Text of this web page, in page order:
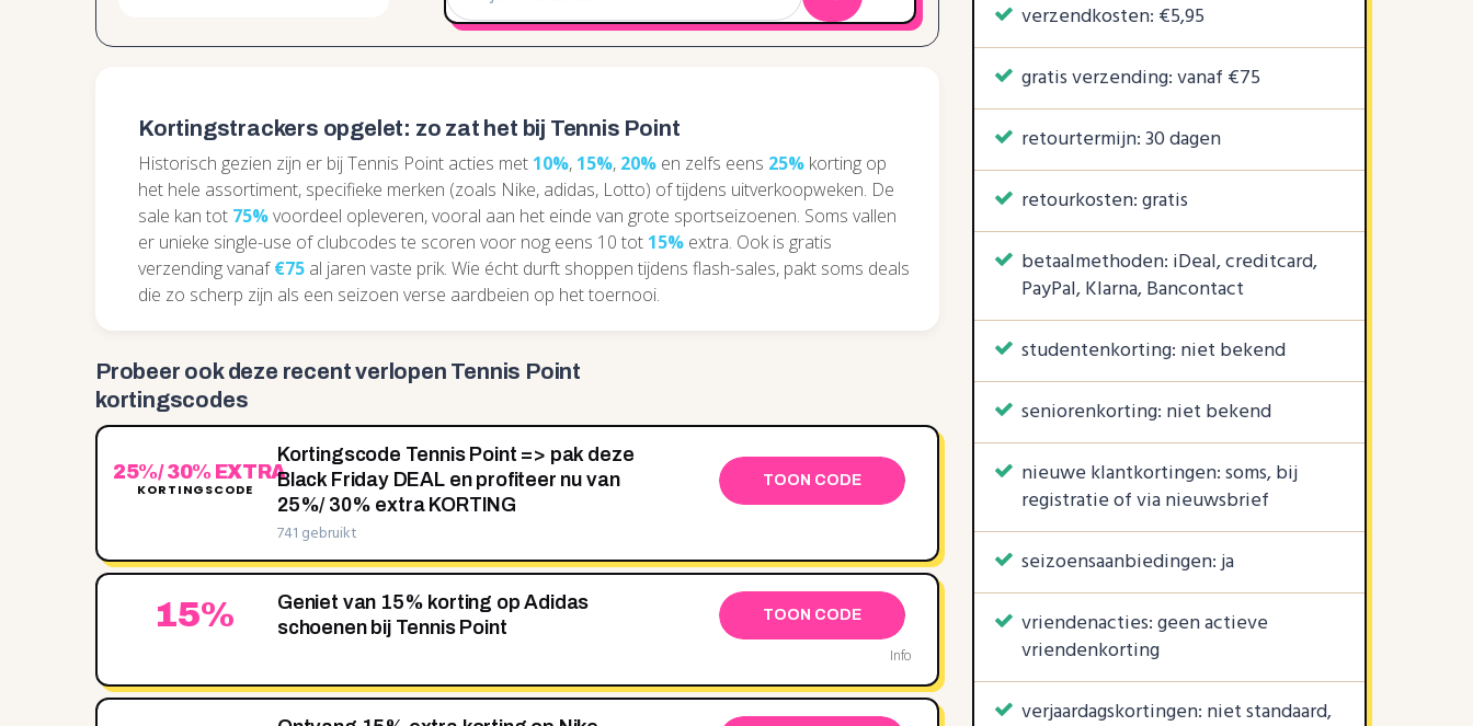
Kortingstrackers opgelet: zo zat het bij Tennis Point
Historisch gezien zijn er bij Tennis Point acties met 10%, 15%, 20% en zelfs eens 25% korting op
het hele assortiment, specifieke merken (zoals Nike, adidas, Lotto) of tijdens uitverkoopweken. De
sale kan tot 75%voordeel opleveren, vooral aan het einde van grote sportseizoenen. Soms vallen
er unieke single-use of clubcodes te scoren voor nog eens 10 tot 15% extra. Ook is gratis
verzending vanaf€75 al jaren vaste prik. Wie écht durft shoppen tijdens flash-sales, pakt soms deals
die zo scherp zijn als een seizoen verse aardbeien op het toernooi.
Probeer ook deze recentverlopen Tennis Point
kortingscodes
25%/ 30% EXTRA
KORTINGSCODE
Kortingscode Tennis Point => pak deze
Black Friday DEAL en profiteer nu van
25‌%/ 30‌% extra KORTING
TOON CODE
741 gebruikt
15%
Geniet van 15% korting op Adidas
schoenen bij Tennis Point
TOON CODE
Info
verzendkosten: €5,95
gratis verzending: vanaf €75
retourtermijn: 30 dagen
retourkosten: gratis
betaalmethoden: iDeal, creditcard,
PayPal, Klarna, Bancontact
studentenkorting: niet bekend
seniorenkorting: niet bekend
nieuwe klantkortingen: soms, bij
registratie of via nieuwsbrief
seizoensaanbiedingen: ja
vriendenacties: geen actieve
vriendenkorting
verjaardagskortingen: niet standaard,